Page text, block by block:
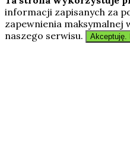
informacji zapisanych za
zapewnienia maksymalnej
naszego serwisu.
Akceptuję.